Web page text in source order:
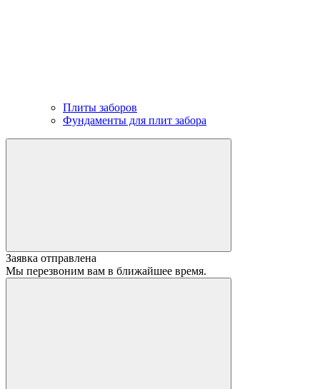
Плиты заборов
Фундаменты для плит забора
Заявка отправлена
Мы перезвоним вам в ближайшее время.